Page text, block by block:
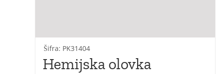
Šifra: PK31404
Hemijska olovka